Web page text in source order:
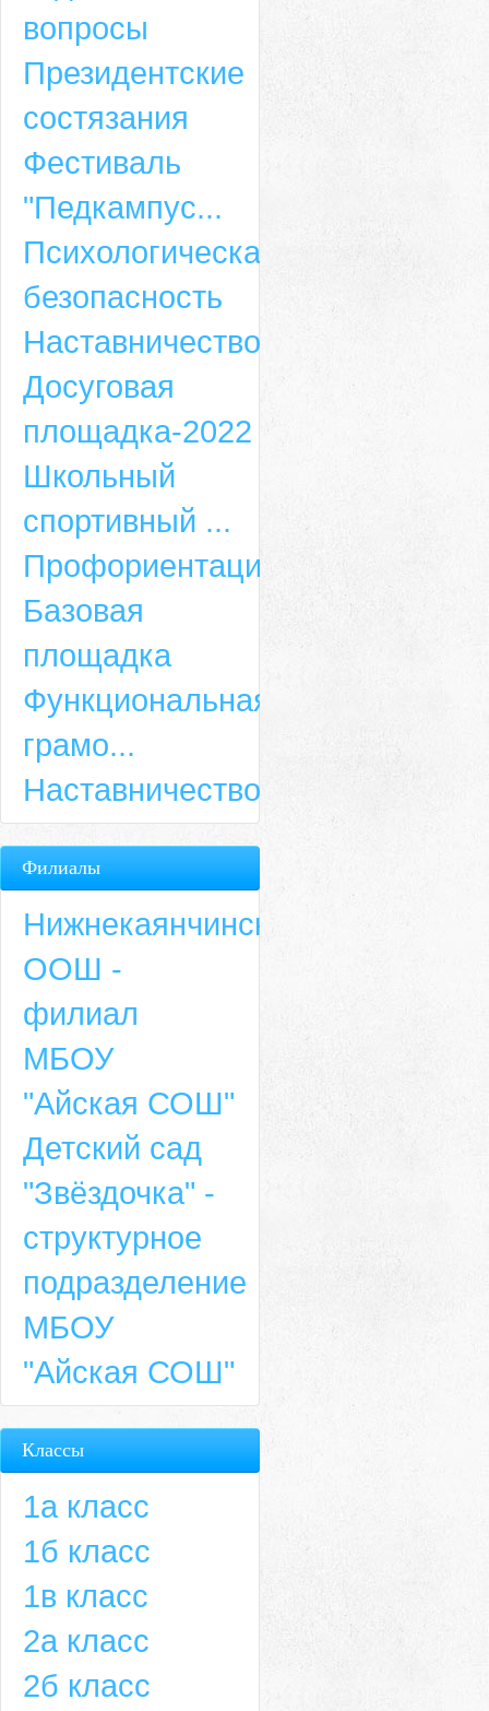
вопросы
Президентские
состязания
Фестиваль
"Педкампус...
Психологическая
безопасность
Наставничество
Досуговая
площадка-2022
Школьный
спортивный ...
Профориентация
Базовая
площадка
Функциональная
грамо...
Наставничество
Филиалы
Нижнекаянчинская
ООШ -
филиал
МБОУ
"Айская СОШ"
Детский сад
"Звёздочка" -
структурное
подразделение
МБОУ
"Айская СОШ"
Классы
1а класс
1б класс
1в класс
2а класс
2б класс